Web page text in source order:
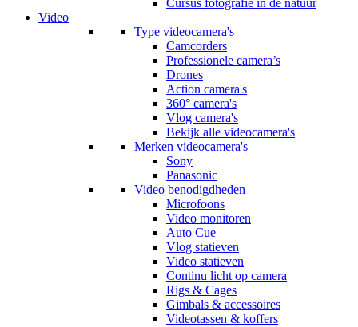
Cursus fotografie in de natuur
Video
Type videocamera's
Camcorders
Professionele camera’s
Drones
Action camera's
360° camera's
Vlog camera's
Bekijk alle videocamera's
Merken videocamera's
Sony
Panasonic
Video benodigdheden
Microfoons
Video monitoren
Auto Cue
Vlog statieven
Video statieven
Continu licht op camera
Rigs & Cages
Gimbals & accessoires
Videotassen & koffers